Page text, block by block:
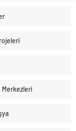
Merkezleri